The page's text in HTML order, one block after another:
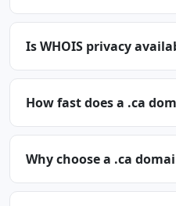
Is WHOIS privacy
How fast does a .ca
Why choose a .ca